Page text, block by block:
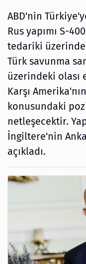
ABD'nin
Rus yapımı S-
tedariki
Türk savunma
üzerindeki olası
Karşı
konusundaki
netleşecektir.
İngiltere'nin
açıkladı.